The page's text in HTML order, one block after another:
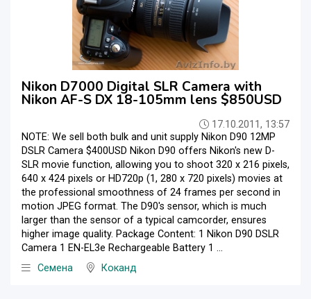
Nikon D7000 Digital SLR Camera with
Nikon AF-S DX 18-105mm lens $850USD
17.10.2011, 13:57
NOTE: We sell both bulk and unit supply Nikon D90 12MP
DSLR Camera $400USD Nikon D90 offers Nikon's new D-
SLR movie function, allowing you to shoot 320 x 216 pixels,
640 x 424 pixels or HD720p (1, 280 x 720 pixels) movies at
the professional smoothness of 24 frames per second in
motion JPEG format. The D90's sensor, which is much
larger than the sensor of a typical camcorder, ensures
higher image quality. Package Content: 1 Nikon D90 DSLR
Camera 1 EN-EL3e Rechargeable Battery 1 ...
Семена
Коканд